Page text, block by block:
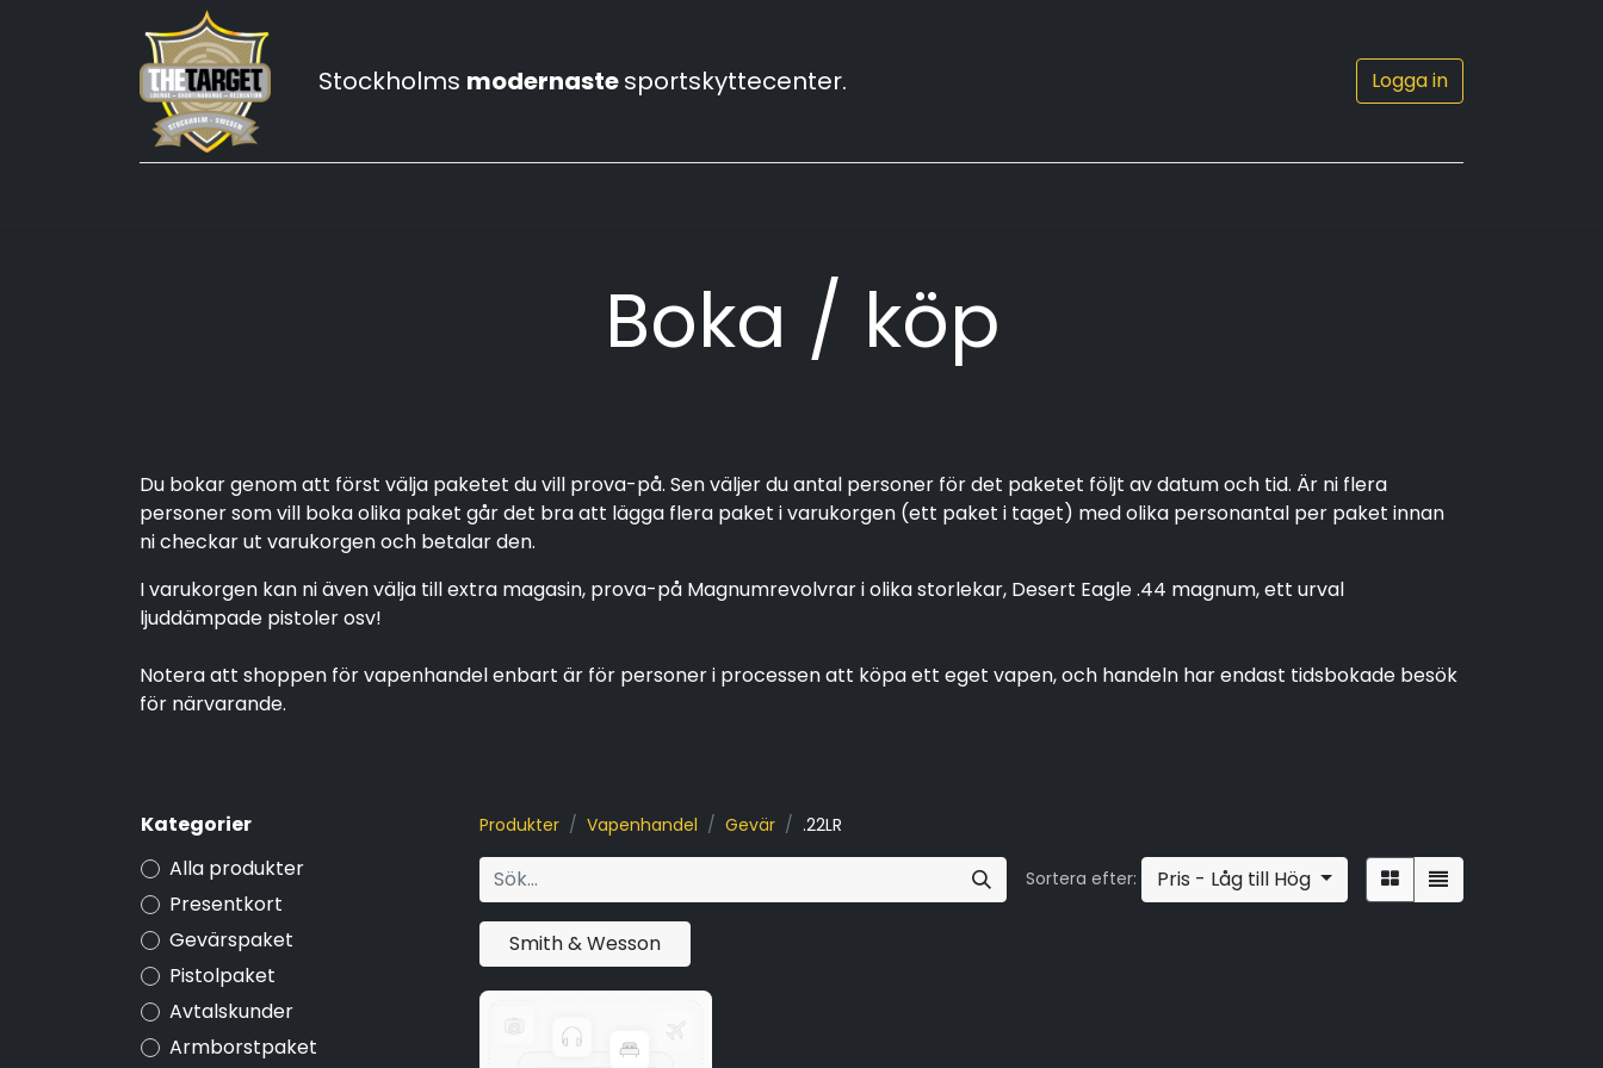
Stockholms modernastesportskyttecenter. Logga in
Boka / köp
Du bokar genom att först välja paketet du vill prova-på. Sen väljer du antal personer för det paketet följt av datum och tid. Är ni flera
personer som vill boka olika paket går det bra att lägga flera paket i varukorgen (ett paket i taget) med olika personantal per paket innan
ni checkar ut varukorgen och betalar den.
I varukorgen kan ni även välja till extra magasin, prova-på Magnumrevolvrar i olika storlekar, Desert Eagle .44 magnum, ett urval
ljuddämpade pistoler osv!
Notera att shoppen för vapenhandel enbart är för personer i processen att köpa ett eget vapen, och handeln har endast tidsbokade besök
för närvarande.
Kategorier
Alla produkter
Presentkort
Gevärspaket
Pistolpaket
Avtalskunder
Armborstpaket
Produkter Vapenhandel Gevär .22LR
Sortera efter: Pris - Låg till Hög
Smith & Wesson